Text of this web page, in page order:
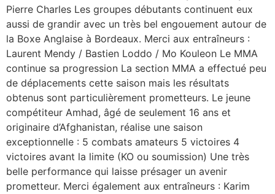
Pierre Charles Les groupes débutants continuent eux
aussi de grandir avec un très bel engouement autour de
la Boxe Anglaise à Bordeaux. Merci aux entraîneurs :
Laurent Mendy / Bastien Loddo / Mo Kouleon Le MMA
continue sa progression La section MMA a effectué peu
de déplacements cette saison mais les résultats
obtenus sont particulièrement prometteurs. Le jeune
compétiteur Amhad, âgé de seulement 16 ans et
originaire d’Afghanistan, réalise une saison
exceptionnelle : 5 combats amateurs 5 victoires 4
victoires avant la limite (KO ou soumission) Une très
belle performance qui laisse présager un avenir
prometteur. Merci également aux entraîneurs : Karim